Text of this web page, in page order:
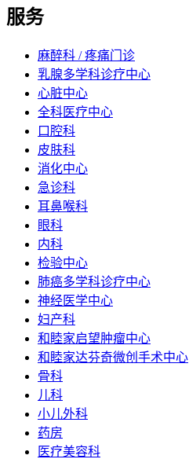
服务
麻醉科 / 疼痛门诊
乳腺多学科诊疗中心
心脏中心
全科医疗中心
口腔科
皮肤科
消化中心
急诊科
耳鼻喉科
眼科
内科
检验中心
肺癌多学科诊疗中心
神经医学中心
妇产科
和睦家启望肿瘤中心
和睦家达芬奇微创手术中心
骨科
儿科
小儿外科
药房
医疗美容科